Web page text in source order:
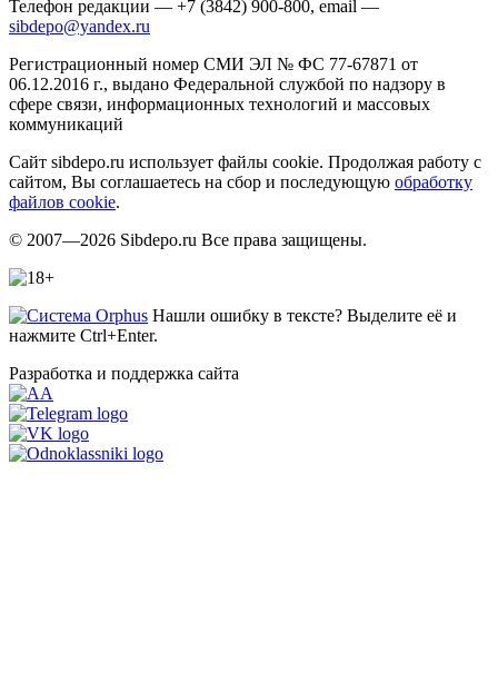
Телефон редакции — +7 (3842) 900-800, email —
sibdepo@yandex.ru
Регистрационный номер СМИ ЭЛ № ФС 77-67871 от
06.12.2016 г., выдано Федеральной службой по надзору в
сфере связи, информационных технологий и массовых
коммуникаций
Сайт sibdepo.ru использует файлы cookie. Продолжая работу с
сайтом, Вы соглашаетесь на сбор и последующую обработку
файлов cookie.
© 2007—2026 Sibdepo.ru Все права защищены.
Нашли ошибку в тексте? Выделите её и
нажмите Ctrl+Enter.
Разработка и поддержка сайта